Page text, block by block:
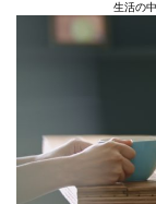
生活の